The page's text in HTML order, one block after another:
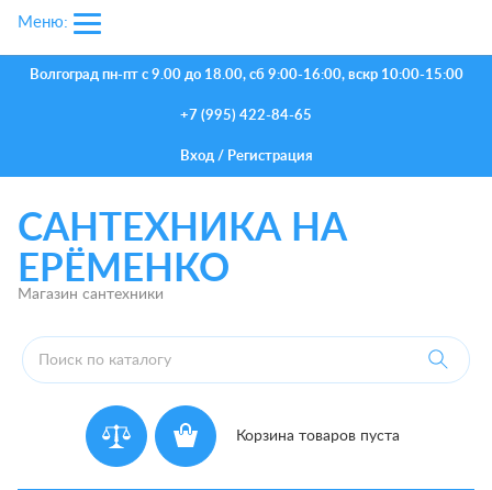
Волгоград пн-пт с 9.00 до 18.00, сб 9:00-16:00, вскр 10:00-15:00
+7 (995) 422-84-65
Вход/ Регистрация
САНТЕХНИКА НА
ЕРЁМЕНКО
Магазин сантехники
Корзина товаров пуста
Меню: